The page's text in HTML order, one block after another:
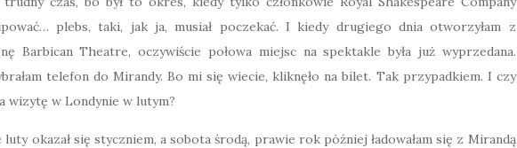
plebs, taki, jak ja, musiał poczekać. I kiedy drugiego dnia otworzyłam z
Barbican Theatre, oczywiście połowa miejsc na spektakle była już wyprzedana.
telefon do Mirandy. Bo mi się wiecie, kliknęło na bilet. Tak przypadkiem. I czy
wizytę w Londynie w lutym?
luty okazał się styczniem, a sobota środą, prawie rok później ładowałam się z Mirandą